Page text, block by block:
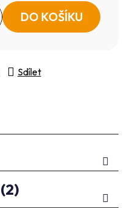
DO KOŠÍKU
Sdílet